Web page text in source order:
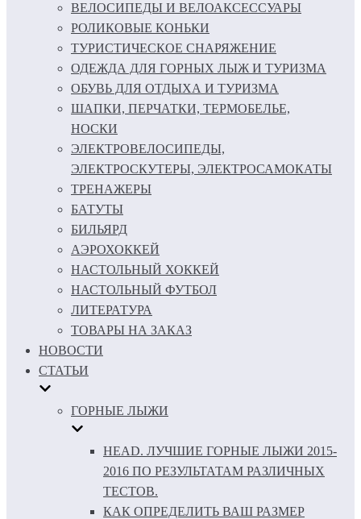
ВЕЛОСИПЕДЫ И ВЕЛОАКСЕССУАРЫ
РОЛИКОВЫЕ КОНЬКИ
ТУРИСТИЧЕСКОЕ СНАРЯЖЕНИЕ
ОДЕЖДА ДЛЯ ГОРНЫХ ЛЫЖ И ТУРИЗМА
ОБУВЬ ДЛЯ ОТДЫХА И ТУРИЗМА
ШАПКИ, ПЕРЧАТКИ, ТЕРМОБЕЛЬЕ,
НОСКИ
ЭЛЕКТРОВЕЛОСИПЕДЫ,
ЭЛЕКТРОСКУТЕРЫ, ЭЛЕКТРОСАМОКАТЫ
ТРЕНАЖЕРЫ
БАТУТЫ
БИЛЬЯРД
АЭРОХОККЕЙ
НАСТОЛЬНЫЙ ХОККЕЙ
НАСТОЛЬНЫЙ ФУТБОЛ
ЛИТЕРАТУРА
ТОВАРЫ НА ЗАКАЗ
НОВОСТИ
СТАТЬИ
ГОРНЫЕ ЛЫЖИ
HEAD. ЛУЧШИЕ ГОРНЫЕ ЛЫЖИ 2015-
2016 ПО РЕЗУЛЬТАТАМ РАЗЛИЧНЫХ
ТЕСТОВ.
КАК ОПРЕДЕЛИТЬ ВАШ РАЗМЕР